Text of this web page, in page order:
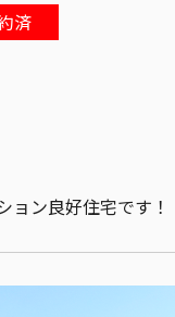
済
ョン良好住宅です！